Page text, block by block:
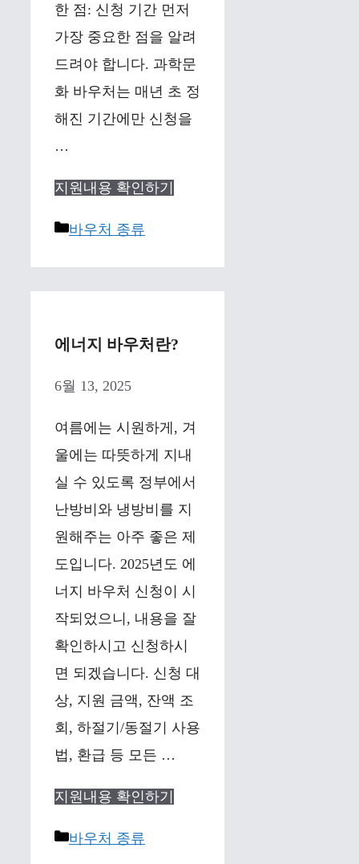
한 점: 신청 기간 먼저
가장 중요한 점을 알려
드려야 합니다. 과학문
화 바우처는 매년 초 정
해진 기간에만 신청을
…
지원내용 확인하기
Categories
바우처 종류
에너지 바우처란?
6월 13, 2025
여름에는 시원하게, 겨
울에는 따뜻하게 지내
실 수 있도록 정부에서
난방비와 냉방비를 지
원해주는 아주 좋은 제
도입니다. 2025년도 에
너지 바우처 신청이 시
작되었으니, 내용을 잘
확인하시고 신청하시
면 되겠습니다. 신청 대
상, 지원 금액, 잔액 조
회, 하절기/동절기 사용
법, 환급 등 모든 …
지원내용 확인하기
Categories
바우처 종류